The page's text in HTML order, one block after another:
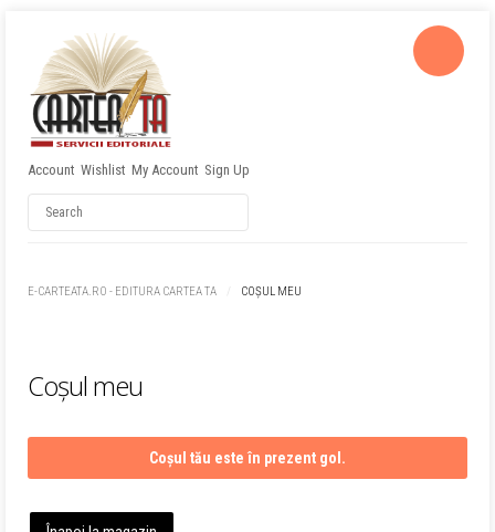
Account Wishlist My Account Sign Up
E-CARTEATA.RO - EDITURA CARTEA TA COȘUL MEU
Coșul meu
Coșul tău este în prezent gol.